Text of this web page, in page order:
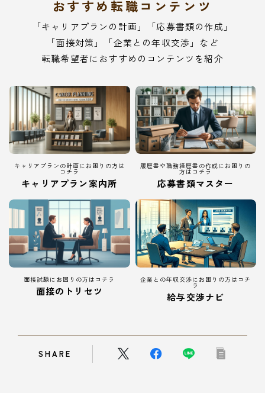
おすすめ転職コンテンツ
「キャリアプランの計画」「応募書類の作成」
「面接対策」「企業との年収交渉」など
転職希望者におすすめのコンテンツを紹介
キャリアプランの計画にお困りの方は
コチラ
キャリアプラン案内所
履歴書や職務経歴書の作成にお困りの
方はコチラ
応募書類マスター
面接試験にお困りの方はコチラ
面接のトリセツ
企業との年収交渉にお困りの方はコチ
ラ
給与交渉ナビ
SHARE